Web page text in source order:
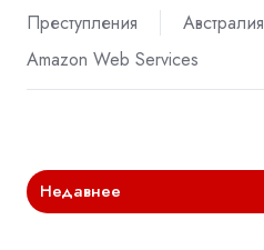
Преступления
Австралия
Amazon Web Services
Недавнее